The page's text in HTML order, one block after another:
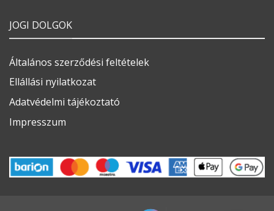
JOGI DOLGOK
Általános szerződési feltételek
Ellállási nyilatkozat
Adatvédelmi tájékoztató
Impresszum